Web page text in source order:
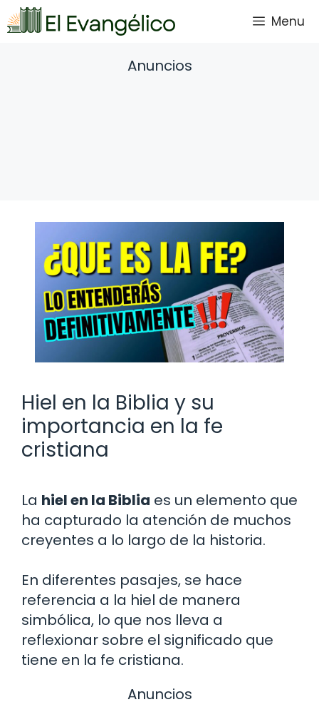
Saltar
al
Menu
Anuncios
Hiel en la Biblia y su
importancia en la fe
cristiana
La hiel en la Biblia es un elemento que
ha capturado la atención de muchos
creyentes a lo largo de la historia.
En diferentes pasajes, se hace
referencia a la hiel de manera
simbólica, lo que nos lleva a
reflexionar sobre el significado que
tiene en la fe cristiana.
Anuncios